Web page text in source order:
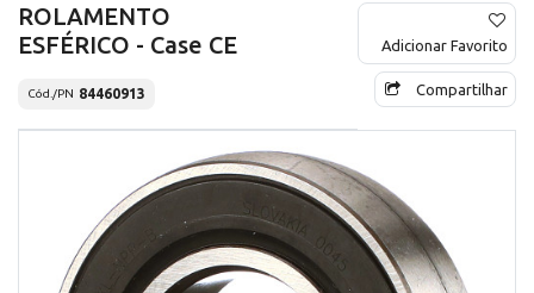
ROLAMENTO
ESFÉRICO - Case CE
Cód./PN 84460913
Adicionar Favorito
Compartilhar